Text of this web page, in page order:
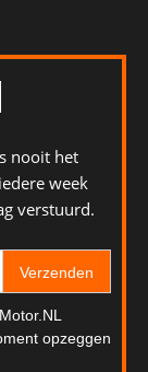
nooit het
week
verstuurd.
Verzenden
opzeggen